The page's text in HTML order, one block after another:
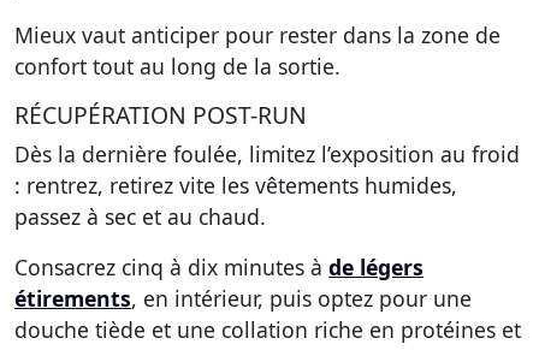
Mieux vaut anticiper pour rester dans la zone de
confort tout au long de la sortie.
RÉCUPÉRATION POST-RUN
Dès la dernière foulée, limitez l’exposition au froid
: rentrez, retirez vite les vêtements humides,
passez à sec et au chaud.
Consacrez cinq à dix minutes à de légers
étirements, en intérieur, puis optez pour une
douche tiède et une collation riche en protéines et